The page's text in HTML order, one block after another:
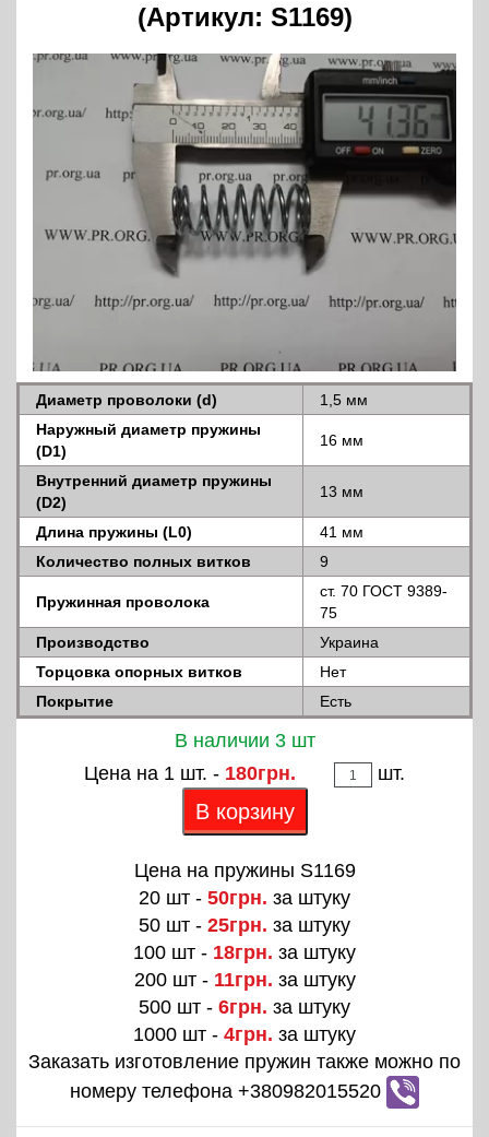
(Артикул: S1169)
Диаметр проволоки (d)
1,5 мм
Наружный диаметр пружины
(D1)
16 мм
Внутренний диаметр пружины
(D2)
13 мм
Длина пружины (L0)
41 мм
Количество полных витков
9
Пружинная проволока
ст. 70 ГОСТ 9389-
75
Производство
Украина
Торцовка опорных витков
Нет
Покрытие
Есть
В наличии 3 шт
Цена на 1 шт. - 180грн. шт.
В корзину
Цена на пружины S1169
20 шт - 50грн. за штуку
50 шт - 25грн. за штуку
100 шт - 18грн. за штуку
200 шт - 11грн. за штуку
500 шт - 6грн. за штуку
1000 шт - 4грн. за штуку
Заказать изготовление пружин также можно по
номеру телефона +380982015520